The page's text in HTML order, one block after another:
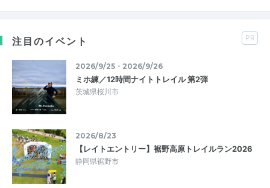
注目のイベント PR
2026/9/25・2026/9/26
ミホ練／12時間ナイトトレイル 第2弾
茨城県桜川市
2026/8/23
【レイトエントリー】裾野高原トレイルラン2026
静岡県裾野市